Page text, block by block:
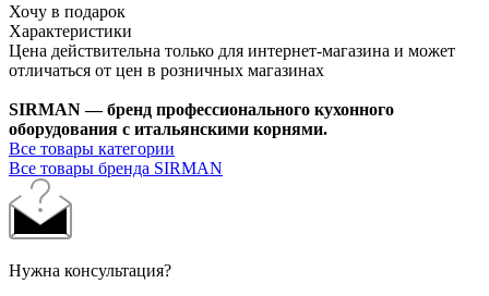
Хочу в подарок
Характеристики
Цена действительна только для интернет-магазина и может
отличаться от цен в розничных магазинах
SIRMAN — бренд профессионального кухонного
оборудования с итальянскими корнями.
Все товары категории
Все товары бренда SIRMAN
Нужна консультация?